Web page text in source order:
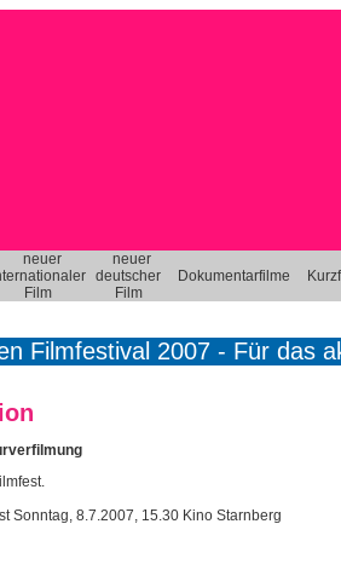
neuer
Film
neuer
deutscher
Film
Dokumentarfilme
Filmfestival 2007 - Für das
Sonntag, 8.7.2007, 15.30 Kino Starnberg